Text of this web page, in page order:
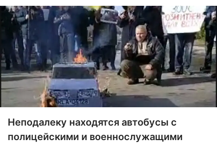
Неподалеку находятся автобусы с
полицейскими и военнослужащими